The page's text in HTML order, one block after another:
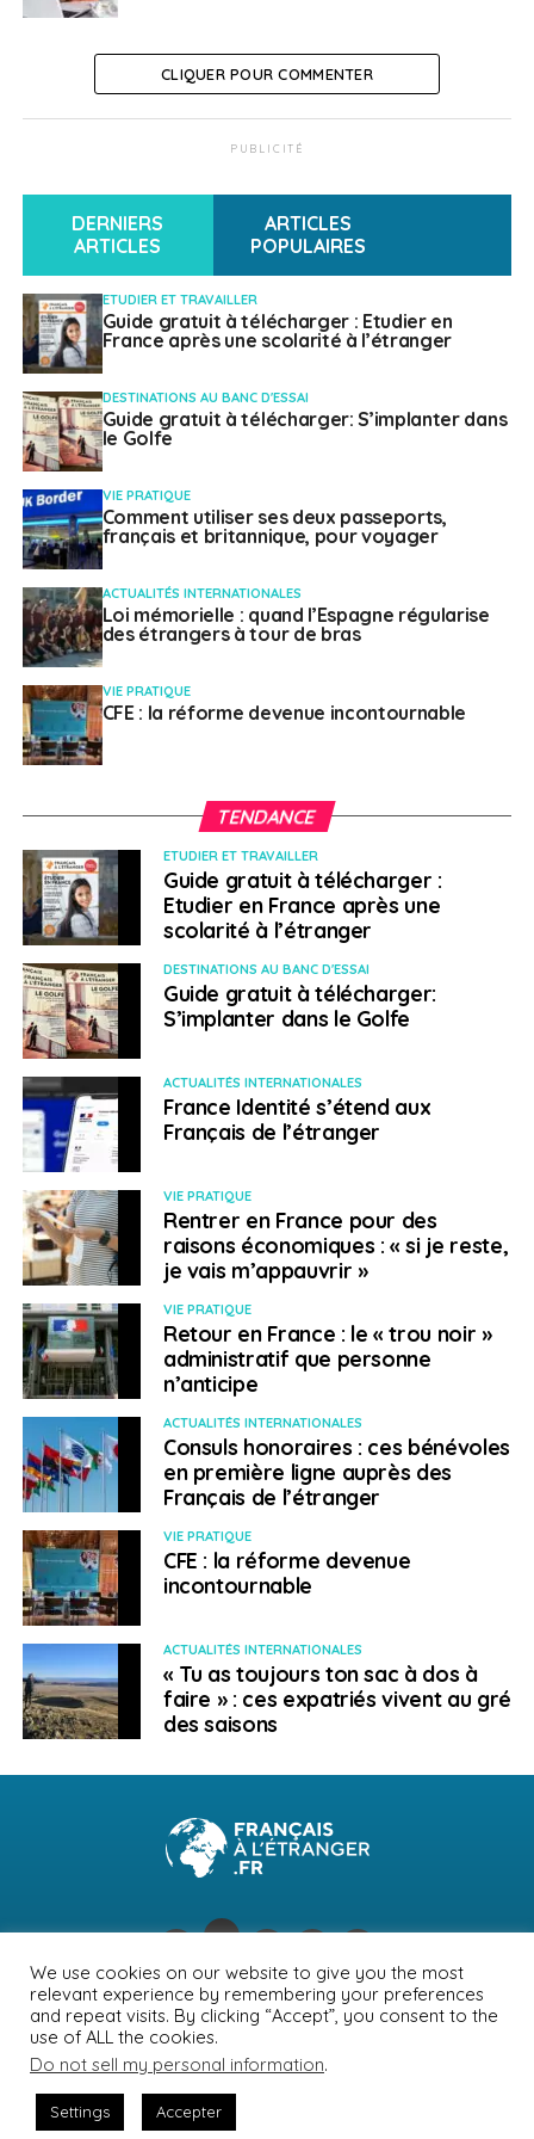
SUJETS ASSOCIÉS: CORÉE DU SUD FEATURED
PVT Hong Kong, incontournable, avec
PVT Colombie, une belle découverte, avec
pvtistes.net
Nathalie Laville
CLIQUER POUR COMMENTER
PUBLICITÉ
DERNIERS
ARTICLES
ARTICLES
POPULAIRES
ETUDIER ET TRAVAILLER
Guide gratuit à télécharger : Etudier en
France après une scolarité à l’étranger
DESTINATIONS AU BANC D'ESSAI
Guide gratuit à télécharger: S’implanter dans
le Golfe
VIE PRATIQUE
Comment utiliser ses deux passeports,
français et britannique, pour voyager
ACTUALITÉS INTERNATIONALES
Loi mémorielle : quand l’Espagne régularise
des étrangers à tour de bras
VIE PRATIQUE
CFE : la réforme devenue incontournable
TENDANCE
ETUDIER ET TRAVAILLER
Guide gratuit à télécharger :
Etudier en France après une
scolarité à l’étranger
DESTINATIONS AU BANC D'ESSAI
Guide gratuit à télécharger:
S’implanter dans le Golfe
ACTUALITÉS INTERNATIONALES
France Identité s’étend aux
Français de l’étranger
VIE PRATIQUE
Rentrer en France pour des
raisons économiques : « si je reste,
je vais m’appauvrir »
VIE PRATIQUE
Retour en France : le « trou noir »
administratif que personne
n’anticipe
ACTUALITÉS INTERNATIONALES
Consuls honoraires : ces bénévoles
en première ligne auprès des
Français de l’étranger
VIE PRATIQUE
CFE : la réforme devenue
incontournable
ACTUALITÉS INTERNATIONALES
« Tu as toujours ton sac à dos à
faire » : ces expatriés vivent au gré
des saisons
NEWSLETTER PUBLICITÉ CONTACTS
MENTIONS LÉGALES
POLITIQUE DE CONFIDENTIALITÉ
© Journal des Français à l'étranger 2026
We use cookies on our website to give you the most
relevant experience by remembering your preferences
and repeat visits. By clicking “Accept”, you consent to the
use of ALL the cookies.
Do not sell my personal information.
Settings Accepter